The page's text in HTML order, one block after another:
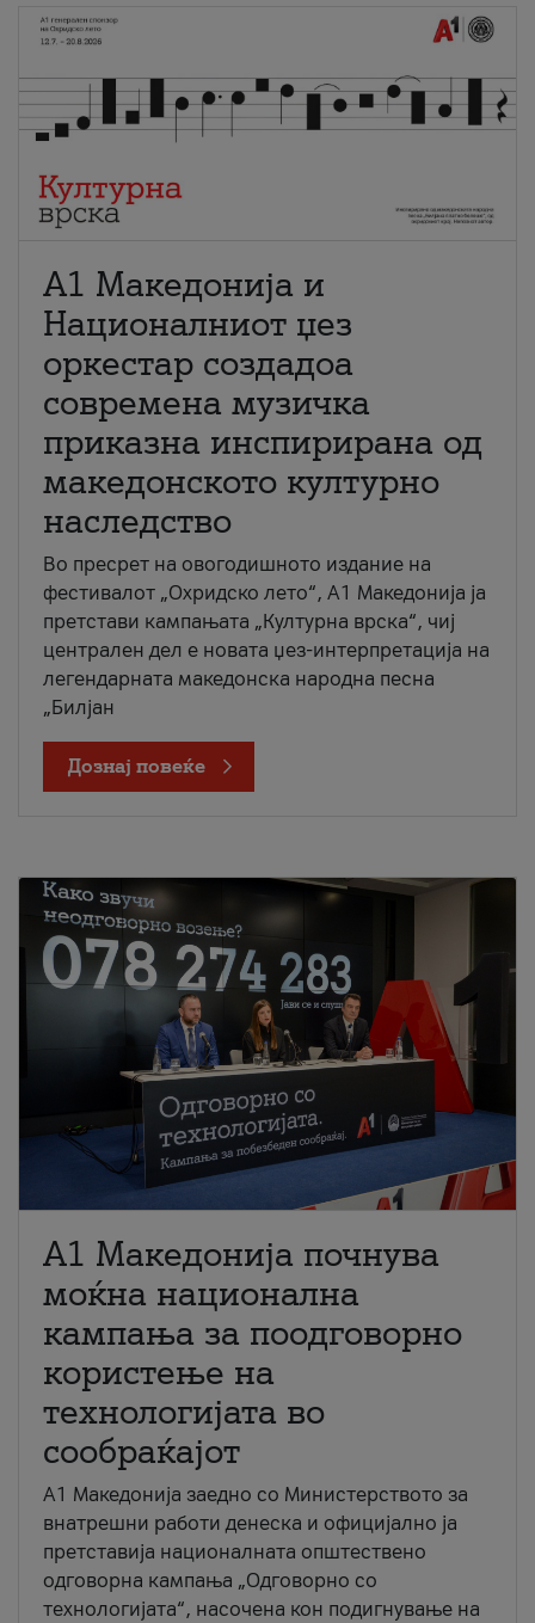
А1 Македонија и
Националниот џез
оркестар создадоа
современа музичка
приказна инспирирана од
македонското културно
наследство
Во пресрет на овогодишното издание на
фестивалот „Охридско лето“, А1 Македонија ја
претстави кампањата „Културна врска“, чиј
централен дел е новата џез-интерпретација на
легендарната македонска народна песна
„Билјан
Дознај повеќе
A1 Македонија почнува
моќна национална
кампања за поодговорно
користење на
технологијата во
сообраќајот
A1 Македонија заедно со Министерството за
внатрешни работи денеска и официјално ја
претставија националната општествено
одговорна кампања „Одговорно со
технологијата“, насочена кон подигнување на